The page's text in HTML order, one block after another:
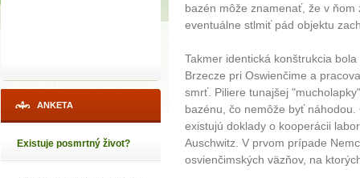
ANKETA
Existuje posmrtný život?
bazén môže znamenať, že v
eventuálne stlmiť pád objektu
Takmer identická konštrukcia
Brzecze pri Oswienčime a
smrť. Piliere tunajšej
bazénu, čo nemôže byť
existujú doklady o kooperácii
Auschwitz. V prvom prípade
osvienčimských väzňov, na